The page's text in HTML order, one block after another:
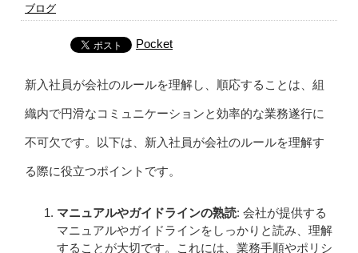
ブログ
Pocket
新入社員が会社のルールを理解し、順応することは、組
織内で円滑なコミュニケーションと効率的な業務遂行に
不可欠です。以下は、新入社員が会社のルールを理解す
る際に役立つポイントです。
マニュアルやガイドラインの熟読: 会社が提供する
マニュアルやガイドラインをしっかりと読み、理解
することが大切です。これには、業務手順やポリシ